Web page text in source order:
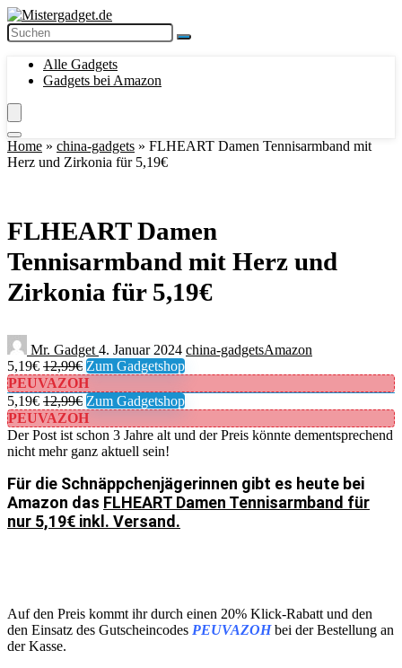
Alle Gadgets
Gadgets bei Amazon
Home » china-gadgets » FLHEART Damen Tennisarmband mit
Herz und Zirkonia für 5,19€
FLHEART Damen
Tennisarmband mit Herz und
Zirkonia für 5,19€
Mr. Gadget 4. Januar 2024 china-gadgetsAmazon
5,19€ 12,99€ Zum Gadgetshop
PEUVAZOH
5,19€ 12,99€ Zum Gadgetshop
PEUVAZOH
Der Post ist schon 3 Jahre alt und der Preis könnte dementsprechend
nicht mehr ganz aktuell sein!
Für die Schnäppchenjägerinnen gibt es heute bei
Amazon das FLHEART Damen Tennisarmband für
nur 5,19€ inkl. Versand.
Auf den Preis kommt ihr durch einen 20% Klick-Rabatt und den
den Einsatz des Gutscheincodes PEUVAZOHbei der Bestellung an
der Kasse.